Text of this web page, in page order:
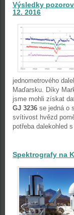
Výsledky
12. 2016
jednometrového
Maďarsku. Díky
jsme mohli získat
GJ 3236 se jedná o
svítivost hvězd
potřeba dalekohled
Spektrografy na